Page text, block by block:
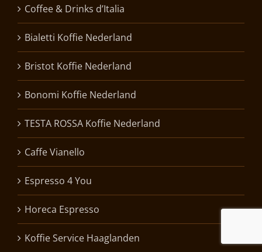
Coffee & Drinks d’Italia
Bialetti Koffie Nederland
Bristot Koffie Nederland
Bonomi Koffie Nederland
TESTA ROSSA Koffie Nederland
Caffe Vianello
Espresso 4 You
Horeca Espresso
Koffie Service Haaglanden